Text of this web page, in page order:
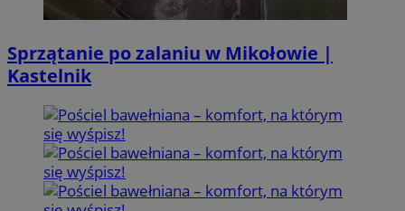
Sprzątanie po zalaniu w Mikołowie |
Kastelnik